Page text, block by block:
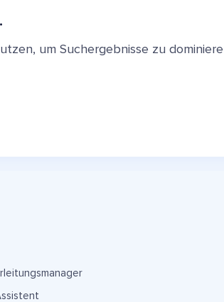
um Suchergebnisse zu